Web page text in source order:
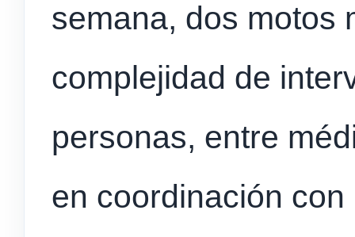
semana, dos motos
complejidad de
personas, entre
en coordinación